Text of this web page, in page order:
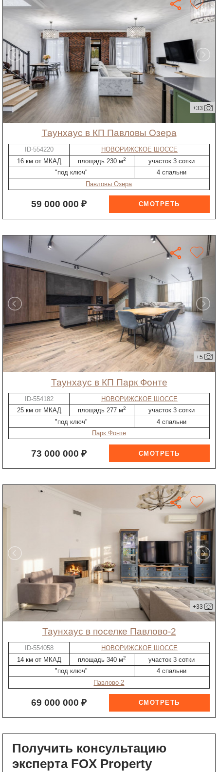
+33
таунхаус в КП Павловы Озера
ID-554220
НОВОРИЖСКОЕ ШОССЕ
16 км от МКАД
площадь 230 м2
участок 3 сотки
"под ключ"
4 спальни
Павловы Озера
59 000 000 ₽
+5
таунхаус в КП Парк Фонте
ID-554182
НОВОРИЖСКОЕ ШОССЕ
25 км от МКАД
площадь 277 м2
участок 3 сотки
"под ключ"
4 спальни
Парк Фонте
73 000 000 ₽
+33
таунхаус в поселке Павлово-2
ID-554058
НОВОРИЖСКОЕ ШОССЕ
14 км от МКАД
площадь 340 м2
участок 3 сотки
"под ключ"
4 спальни
Павлово-2
69 000 000 ₽
Получить консультацию
эксперта FOX Property